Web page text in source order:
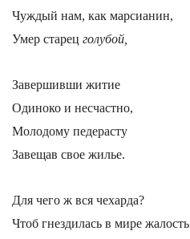
Чуждый нам, как марсианин,
Умер старец голубой,
Завершивши житие
Одиноко и несчастно,
Молодому педерасту
Завещав свое жилье.
Для чего ж вся чехарда?
Чтоб гнездилась в мире жалость